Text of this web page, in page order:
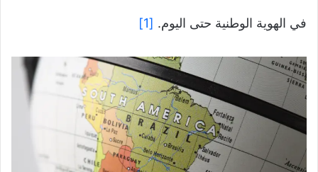
في الهوية الوطنية حتى اليوم. [1]